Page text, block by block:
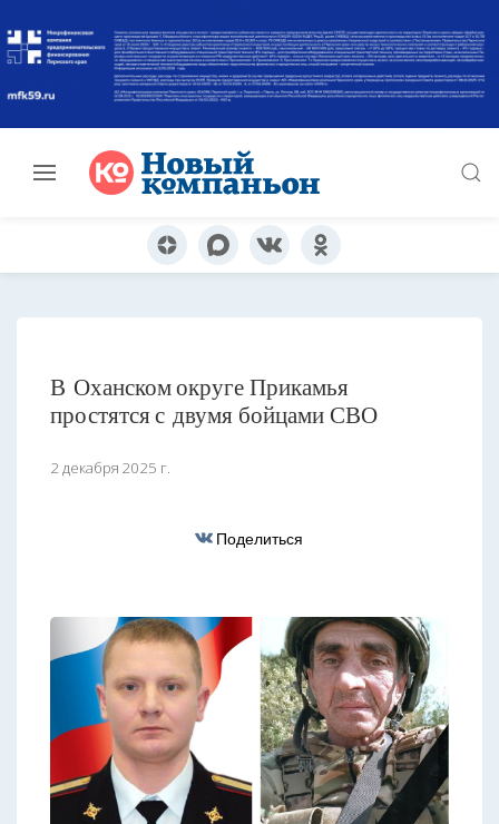
В Оханском округе Прикамья
простятся с двумя бойцами СВО
2 декабря 2025 г.
Поделиться